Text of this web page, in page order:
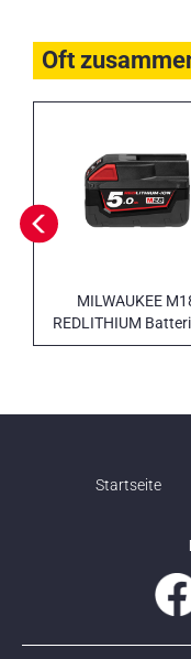
Oft
MILWAUKEE
REDLITHIUM
HIGH OUTPUT
Startseite